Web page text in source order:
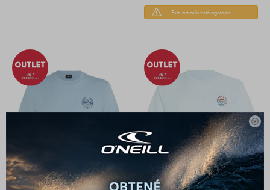

Este artículo está agotado.